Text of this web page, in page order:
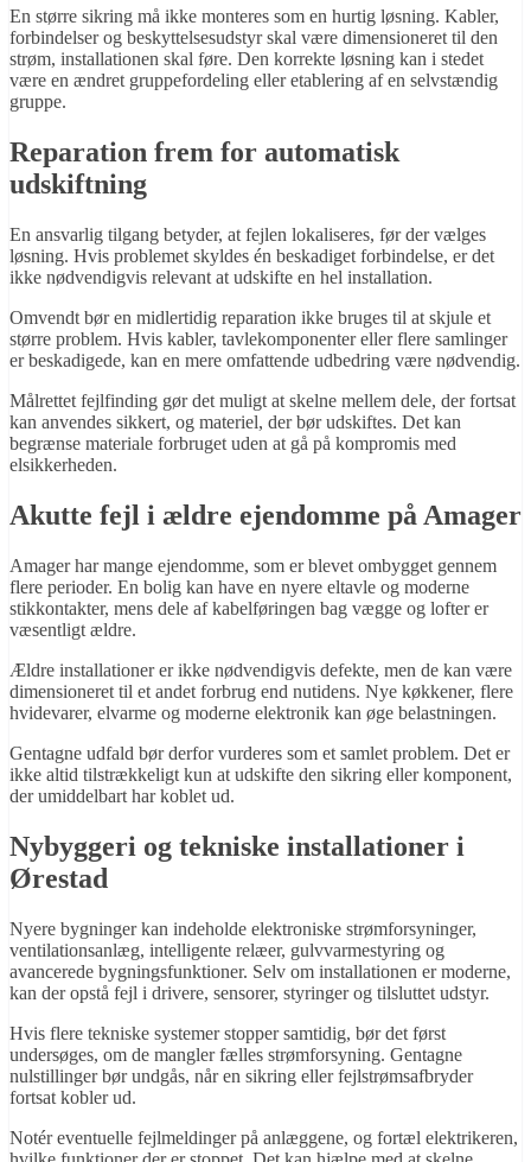
En større sikring må ikke monteres som en hurtig løsning. Kabler,
forbindelser og beskyttelsesudstyr skal være dimensioneret til den
strøm, installationen skal føre. Den korrekte løsning kan i stedet
være en ændret gruppefordeling eller etablering af en selvstændig
gruppe.
Reparation frem for automatisk
udskiftning
En ansvarlig tilgang betyder, at fejlen lokaliseres, før der vælges
løsning. Hvis problemet skyldes én beskadiget forbindelse, er det
ikke nødvendigvis relevant at udskifte en hel installation.
Omvendt bør en midlertidig reparation ikke bruges til at skjule et
større problem. Hvis kabler, tavlekomponenter eller flere samlinger
er beskadigede, kan en mere omfattende udbedring være nødvendig.
Målrettet fejlfinding gør det muligt at skelne mellem dele, der fortsat
kan anvendes sikkert, og materiel, der bør udskiftes. Det kan
begrænse materiale forbruget uden at gå på kompromis med
elsikkerheden.
Akutte fejl i ældre ejendomme på Amager
Amager har mange ejendomme, som er blevet ombygget gennem
flere perioder. En bolig kan have en nyere eltavle og moderne
stikkontakter, mens dele af kabelføringen bag vægge og lofter er
væsentligt ældre.
Ældre installationer er ikke nødvendigvis defekte, men de kan være
dimensioneret til et andet forbrug end nutidens. Nye køkkener, flere
hvidevarer, elvarme og moderne elektronik kan øge belastningen.
Gentagne udfald bør derfor vurderes som et samlet problem. Det er
ikke altid tilstrækkeligt kun at udskifte den sikring eller komponent,
der umiddelbart har koblet ud.
Nybyggeri og tekniske installationer i
Ørestad
Nyere bygninger kan indeholde elektroniske strømforsyninger,
ventilationsanlæg, intelligente relæer, gulvvarmestyring og
avancerede bygningsfunktioner. Selv om installationen er moderne,
kan der opstå fejl i drivere, sensorer, styringer og tilsluttet udstyr.
Hvis flere tekniske systemer stopper samtidig, bør det først
undersøges, om de mangler fælles strømforsyning. Gentagne
nulstillinger bør undgås, når en sikring eller fejlstrømsafbryder
fortsat kobler ud.
Notér eventuelle fejlmeldinger på anlæggene, og fortæl elektrikeren,